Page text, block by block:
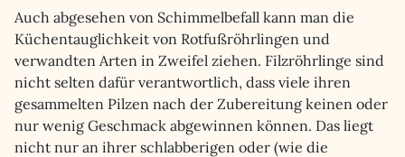
Auch abgesehen von Schimmelbefall kann man die
Küchentauglichkeit von Rotfußröhrlingen und
verwandten Arten in Zweifel ziehen. Filzröhrlinge sind
nicht selten dafür verantwortlich, dass viele ihren
gesammelten Pilzen nach der Zubereitung keinen oder
nur wenig Geschmack abgewinnen können. Das liegt
nicht nur an ihrer schlabberigen oder (wie die